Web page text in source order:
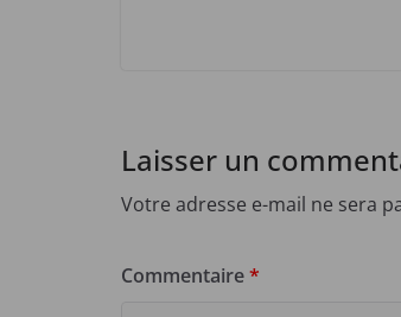
Laisser un
Votre adresse e-mail ne sera
Commentaire*